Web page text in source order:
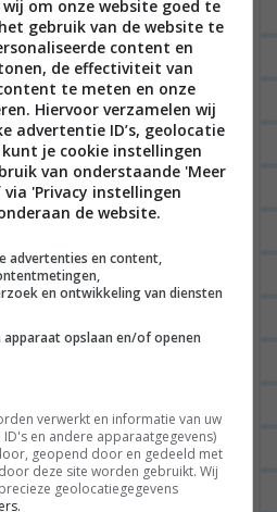
maar echt goed.
gewoon echt mega
super goed in, de mango
bracht nog watbite
is een super geslaagde
dat als je dit iemand
veganistisch eet, dat
VET! 😀
en blijf op de
viaFACEBOOK.
ik drie
om onze website goed te
gebruik van de website te
content en
de effectiviteit van
te meten en onze
Hiervoor verzamelen wij
advertentie ID’s, geolocatie
je cookie instellingen
van onderstaande 'Meer
'Privacy instellingen
de website.
advertenties en content,
en ontwikkeling van diensten
opslaan en/of openen
verwerkt en informatie van uw
en andere apparaatgegevens)
geopend door en gedeeld met
deze site worden gebruikt. Wij
geolocatiegegevens